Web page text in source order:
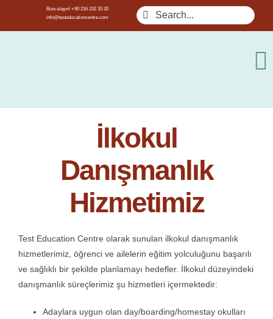
Bize ulaşın! +90 216 232 35 20
info@testeducationcentre.com
Search
Hakkımızda
Öğretmen
Exam
İlkokul
Danışmanlık
Hizmetimiz
Test Education Centre olarak sunulan ilkokul danışmanlık
hizmetlerimiz, öğrenci ve ailelerin eğitim yolculuğunu başarılı
ve sağlıklı bir şekilde planlamayı hedefler. İlkokul düzeyindeki
danışmanlık süreçlerimiz şu hizmetleri içermektedir:
Adaylara uygun olan day/boarding/homestay okulları